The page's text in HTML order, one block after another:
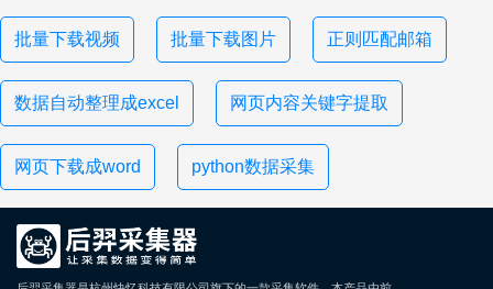
批量下载视频 批量下载图片 正则匹配邮箱
数据自动整理成excel 网页内容关键字提取
网页下载成word python数据采集